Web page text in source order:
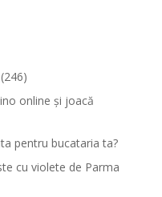
online și joacă
pentru bucataria ta?
cu violete de Parma